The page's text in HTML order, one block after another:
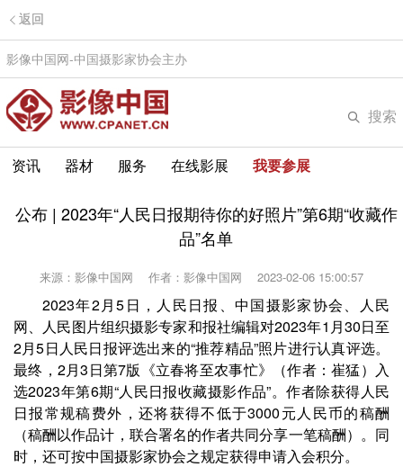
返回
影像中国网-中国摄影家协会主办
搜索
资讯 器材 服务 在线影展 我要参展
公布 | 2023年“人民日报期待你的好照片”第6期“收藏作
品”名单
来源：影像中国网 作者：影像中国网 2023-02-06 15:00:57
2023年2月5日，人民日报、中国摄影家协会、人民
网、人民图片组织摄影专家和报社编辑对2023年1月30日至
2月5日人民日报评选出来的“推荐精品”照片进行认真评选。
最终，2月3日第7版《立春将至农事忙》（作者：崔猛）入
选2023年第6期“人民日报收藏摄影作品”。作者除获得人民
日报常规稿费外，还将获得不低于3000元人民币的稿酬
（稿酬以作品计，联合署名的作者共同分享一笔稿酬）。同
时，还可按中国摄影家协会之规定获得申请入会积分。